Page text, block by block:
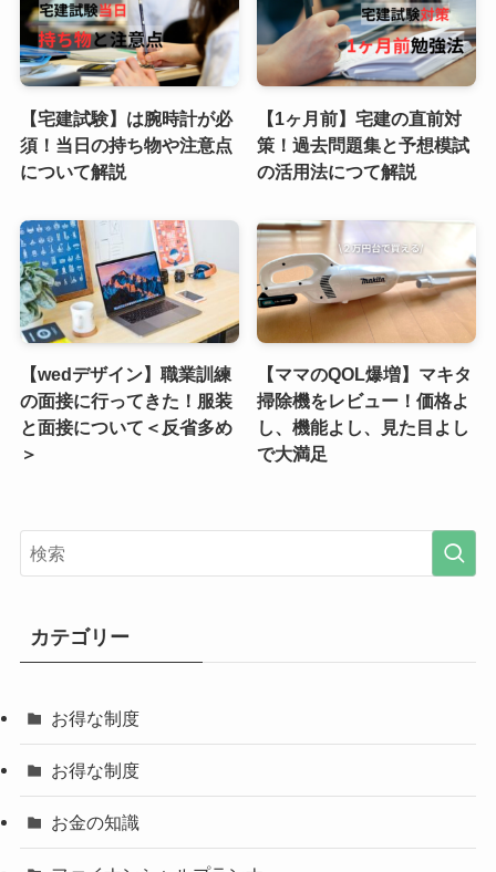
【宅建試験】は腕時計が必
須！当日の持ち物や注意点
について解説
【1ヶ月前】宅建の直前対
策！過去問題集と予想模試
の活用法につて解説
【wedデザイン】職業訓練
の面接に行ってきた！服装
と面接について＜反省多め
＞
【ママのQOL爆増】マキタ
掃除機をレビュー！価格よ
し、機能よし、見た目よし
で大満足
カテゴリー
お得な制度
お得な制度
お金の知識